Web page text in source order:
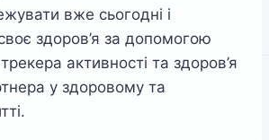
вже сьогодні і
здоров’я за допомогою
активності та здоров’я
у здоровому та